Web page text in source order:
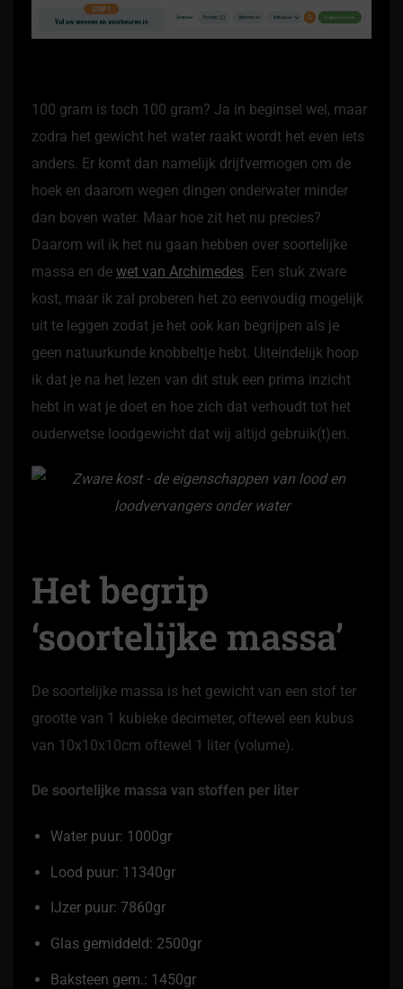
100 gram is toch 100 gram? Ja in beginsel wel, maar
zodra het gewicht het water raakt wordt het even iets
anders. Er komt dan namelijk drijfvermogen om de
hoek en daarom wegen dingen onderwater minder
dan boven water. Maar hoe zit het nu precies?
Daarom wil ik het nu gaan hebben over soortelijke
massa en de wet van Archimedes . Een stuk zware
kost, maar ik zal proberen het zo eenvoudig mogelijk
uit te leggen zodat je het ook kan begrijpen als je
geen natuurkunde knobbeltje hebt. Uiteindelijk hoop
ik dat je na het lezen van dit stuk een prima inzicht
hebt in wat je doet en hoe zich dat verhoudt tot het
ouderwetse loodgewicht dat wij altijd gebruik(t)en.
Het begrip
‘soortelijke massa’
De soortelijke massa is het gewicht van een stof ter
grootte van 1 kubieke decimeter, oftewel een kubus
van 10x10x10cm oftewel 1 liter (volume).
De soortelijke massa van stoffen per liter
Water puur: 1000gr
Lood puur: 11340gr
IJzer puur: 7860gr
Glas gemiddeld: 2500gr
Baksteen gem.: 1450gr